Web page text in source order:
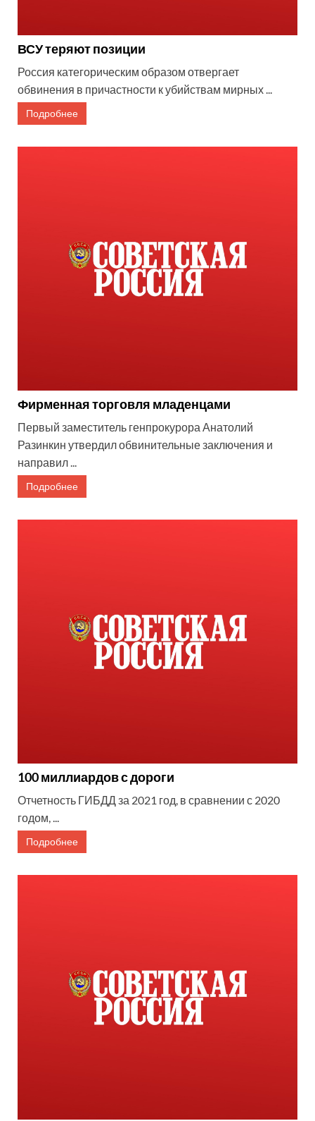
ВСУ теряют позиции
Россия категорическим образом отвергает
обвинения в причастности к убийствам мирных ...
Подробнее
Фирменная торговля младенцами
Первый заместитель генпрокурора Анатолий
Разинкин утвердил обвинительные заключения и
направил ...
Подробнее
100 миллиардов с дороги
Отчетность ГИБДД за 2021 год, в сравнении с 2020
годом, ...
Подробнее